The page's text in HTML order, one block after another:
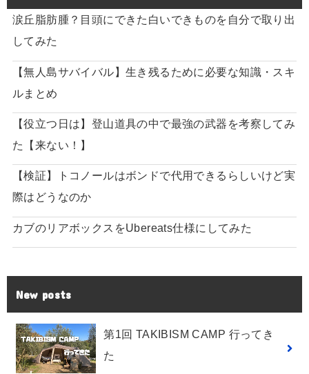
涙丘脂肪腫？目頭にできた白いできものを自分で取り出
してみた
【無人島サバイバル】生き残るために必要な知識・スキ
ルまとめ
【役立つ日は】登山道具の中で最強の武器を考察してみ
た【来ない！】
【検証】トコノールはボンドで代用できるらしいけど実
際はどうなのか
カブのリアボックスをUbereats仕様にしてみた
New posts
第1回 TAKIBISM CAMP 行ってき
た